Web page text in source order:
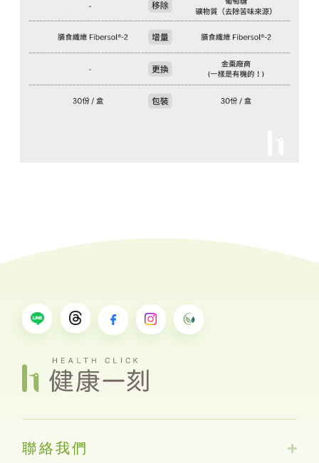
聯絡我們